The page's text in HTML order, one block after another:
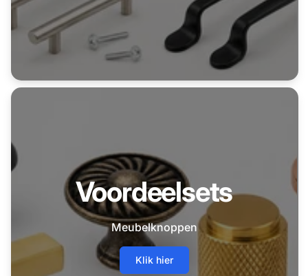
Voordeelsets
Meubelknoppen
Klik hier